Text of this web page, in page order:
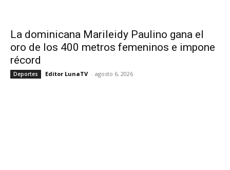
La dominicana Marileidy Paulino gana el
oro de los 400 metros femeninos e impone
récord
Deportes Editor LunaTV - agosto 6, 2026